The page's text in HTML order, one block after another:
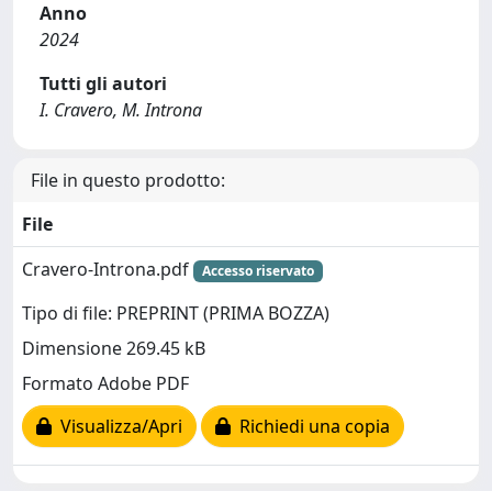
Anno
2024
Tutti gli autori
I. Cravero, M. Introna
File in questo prodotto:
File
Cravero-Introna.pdf
Accesso riservato
Tipo di file: PREPRINT (PRIMA BOZZA)
Dimensione 269.45 kB
Formato Adobe PDF
Visualizza/Apri
Richiedi una copia